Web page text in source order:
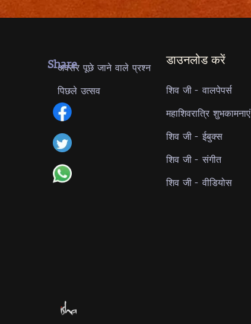
Share
अक्सर पूछे जाने वाले प्रश्न
पिछले उत्सव
डाउनलोड करें
शिव जी - वालपेपर्स
महाशिवरात्रि शुभकामनाएं
शिव जी - ईबुक्स
शिव जी - संगीत
शिव जी - वीडियोस